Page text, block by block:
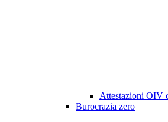
Attestazioni OIV
Burocrazia zero